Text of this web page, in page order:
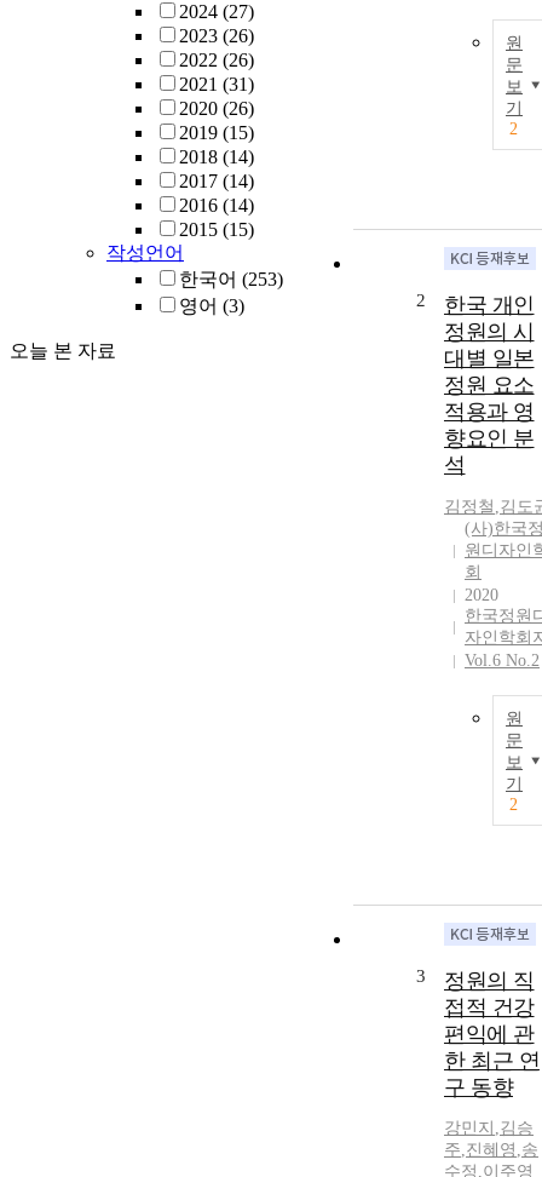
2024 (27)
2023 (26)
2022 (26)
2021 (31)
2020 (26)
2019 (15)
2018 (14)
2017 (14)
2016 (14)
2015 (15)
작성언어
한국어 (253)
영어 (3)
오늘 본 자료
원
문
보
기
2
2
한국 개인
정원의 시
대별 일본
정원 요소
적용과 영
향요인 분
석
김정철 ,김도
(사)한국
원디자인
회
2020
한국정원
자인학회
Vol.6 No.2
원
문
보
기
2
3
정원의 직
접적 건강
편익에 관
한 최근 연
구 동향
강민지 ,김승
주,진혜영 ,송
수정 ,이주영